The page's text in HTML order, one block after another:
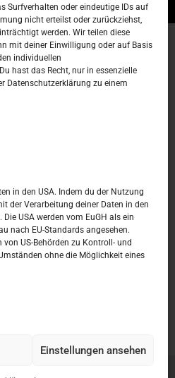
Surfverhalten oder eindeutige IDs auf
nicht erteilst oder zurückziehst,
werden. Wir teilen diese
mit deiner Einwilligung oder auf Basis
individuellen
hast das Recht, nur in essenzielle
Datenschutzerklärung zu einem
in den USA. Indem du der Nutzung
der Verarbeitung deiner Daten in den
USA werden vom EuGH als ein
nach EU-Standards angesehen.
von US-Behörden zu Kontroll- und
ohne die Möglichkeit eines
Einstellungen ansehen
12 13 14 15 16
19 20 21 22
26 27 28 29 30